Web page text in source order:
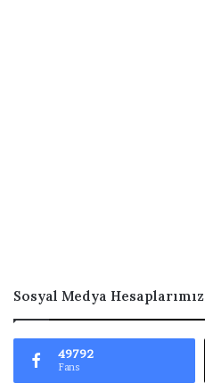
Sosyal Medya Hesaplarımız
49792
Fans